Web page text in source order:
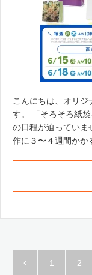
こんにちは、オリ
す。 「そろそろ紙
の日程が迫っていま
作に３〜４週間か
1 2